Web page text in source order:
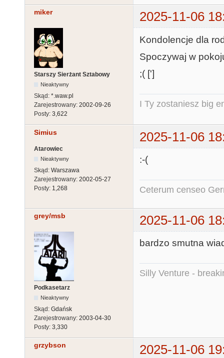
miker 2025-11-06
Starszy Sierżant Sztabowy
Nieaktywny
Skąd: *.waw.pl
Zarejestrowany: 2002-09-26
Posty: 3,622
Kondolencje dla
Spoczywaj w
;( [']
I Ty zostaniesz big
Simius 2025-11-06
Atarowiec
Nieaktywny
Skąd: Warszawa
Zarejestrowany: 2002-05-27
Posty: 1,268
:-(
Ceterum censeo
grey/msb 2025-11-06
Podkasetarz
Nieaktywny
Skąd: Gdańsk
Zarejestrowany: 2003-04-30
Posty: 3,330
bardzo smutna
Silly Venture -
grzybson 2025-11-06